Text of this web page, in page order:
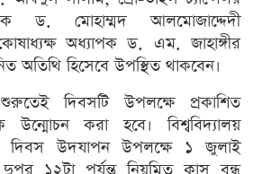
ড. মোহাম্মদ আলমোজাদ্দেদী
অধ্যাপক ড. এম. জাহাঙ্গীর
অতিথি হিসেবে উপস্থিত থাকবেন।
দিবসটি উপলক্ষে প্রকাশিত
উন্মোচন করা হবে। বিশ্ববিদ্যালয়
দিবস উদযাপন উপলক্ষে ১ জুলাই